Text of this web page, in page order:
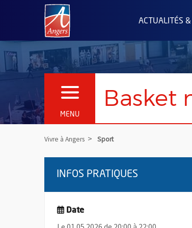
Angers.fr : Retour à l'accueil
ACTUALITÉS &
MENU
OUVRIR LE MENU Basket
Vivre à Angers Sport
INFOS PRATIQUES
Date